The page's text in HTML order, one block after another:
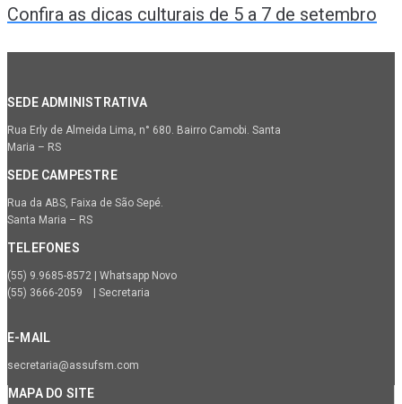
Confira as dicas culturais de 5 a 7 de setembro
SEDE ADMINISTRATIVA
Rua Erly de Almeida Lima, n° 680. Bairro Camobi. Santa
Maria – RS
SEDE CAMPESTRE
Rua da ABS, Faixa de São Sepé.
Santa Maria – RS
TELEFONES
(55) 9.9685-8572 | Whatsapp Novo
(55) 3666-2059 | Secretaria
E-MAIL
secretaria@assufsm.com
MAPA DO SITE